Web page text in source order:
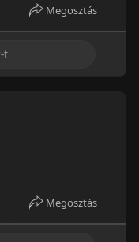
Megosztás
Megosztás